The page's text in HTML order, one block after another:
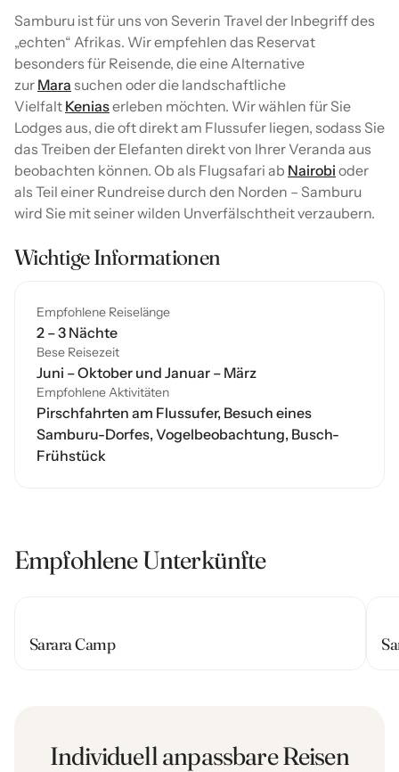
Samburu ist für uns von Severin Travel der Inbegriff des
„echten“ Afrikas. Wir empfehlen das Reservat
besonders für Reisende, die eine Alternative
zur Mara suchen oder die landschaftliche
Vielfalt Keniaserleben möchten. Wir wählen für Sie
Lodges aus, die oft direkt am Flussufer liegen, sodass Sie
das Treiben der Elefanten direkt von Ihrer Veranda aus
beobachten können. Ob als Flugsafari ab Nairobi oder
als Teil einer Rundreise durch den Norden – Samburu
wird Sie mit seiner wilden Unverfälschtheit verzaubern.
Wichtige Informationen
Empfohlene Reiselänge
2 – 3 Nächte
Bese Reisezeit
Juni – Oktober und Januar – März
Empfohlene Aktivitäten
Pirschfahrten am Flussufer, Besuch eines
Samburu-Dorfes, Vogelbeobachtung, Busch-
Frühstück
Empfohlene Unterkünfte
Sarara Camp
Individuell anpassbare Reisen